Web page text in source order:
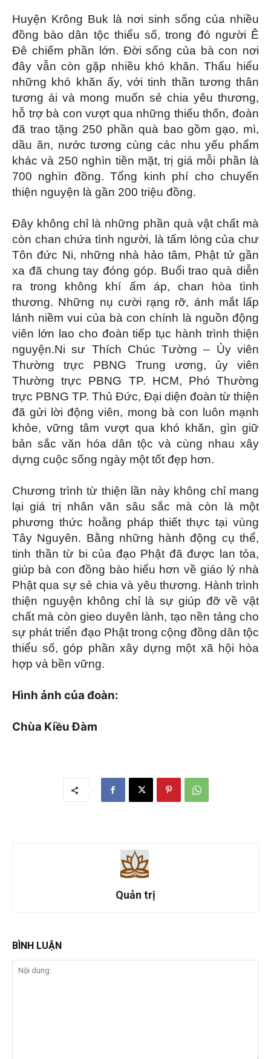
Huyện Krông Buk là nơi sinh sống của nhiều
đồng bào dân tộc thiểu số, trong đó người Ê
Đê chiếm phần lớn. Đời sống của bà con nơi
đây vẫn còn gặp nhiều khó khăn. Thấu hiểu
những khó khăn ấy, với tinh thần tương thân
tương ái và mong muốn sẻ chia yêu thương,
hỗ trợ bà con vượt qua những thiếu thốn, đoàn
đã trao tặng 250 phần quà bao gồm gạo, mì,
dầu ăn, nước tương cùng các nhu yếu phẩm
khác và 250 nghìn tiền mặt, trị giá mỗi phần là
700 nghìn đồng. Tổng kinh phí cho chuyến
thiện nguyện là gần 200 triệu đồng.
Đây không chỉ là những phần quà vật chất mà
còn chan chứa tình người, là tấm lòng của chư
Tôn đức Ni, những nhà hảo tâm, Phật tử gần
xa đã chung tay đóng góp. Buổi trao quà diễn
ra trong không khí ấm áp, chan hòa tình
thương. Những nụ cười rạng rỡ, ánh mắt lấp
lánh niềm vui của bà con chính là nguồn động
viên lớn lao cho đoàn tiếp tục hành trình thiện
nguyện.Ni sư Thích Chúc Tường – Ủy viên
Thường trực PBNG Trung ương, ủy viên
Thường trực PBNG TP. HCM, Phó Thường
trực PBNG TP. Thủ Đức, Đại diện đoàn từ thiện
đã gửi lời động viên, mong bà con luôn mạnh
khỏe, vững tâm vượt qua khó khăn, gìn giữ
bản sắc văn hóa dân tộc và cùng nhau xây
dựng cuộc sống ngày một tốt đẹp hơn.
Chương trình từ thiện lần này không chỉ mang
lại giá trị nhân văn sâu sắc mà còn là một
phương thức hoằng pháp thiết thực tại vùng
Tây Nguyên. Bằng những hành động cụ thể,
tinh thần từ bi của đạo Phật đã được lan tỏa,
giúp bà con đồng bào hiểu hơn về giáo lý nhà
Phật qua sự sẻ chia và yêu thương. Hành trình
thiện nguyện không chỉ là sự giúp đỡ về vật
chất mà còn gieo duyên lành, tạo nền tảng cho
sự phát triển đạo Phật trong cộng đồng dân tộc
thiểu số, góp phần xây dựng một xã hội hòa
hợp và bền vững.
Hình ảnh của đoàn:
Chùa Kiều Đàm
Quản trị
BÌNH LUẬN